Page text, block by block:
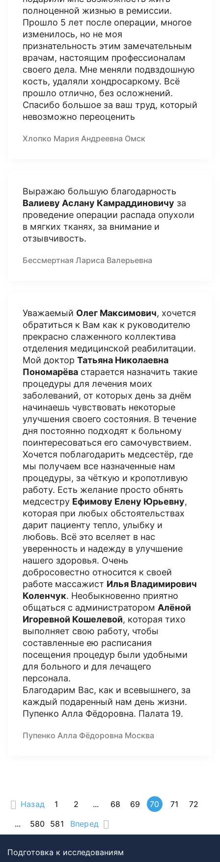
полноценной жизнью в ремиссии.
Прошло 5 лет после операции, многое
изменилось, но не моя
признательность этим замечательным
врачам, настоящим профессионалам
своего дела. Мне меняли подвздошную
кость, удаляли хондросаркому. Всё
прошло отлично, без осложнений.
Спасибо большое за ваш труд, который
невозможно переоценить
Хлопко Мария Андреевна Омск
Выражаю большую благодарность
Валиеву Аслану Камраддиновичу за
проведение операции распада опухоли
в мягких тканях, за внимание и
отзывчивость.
Бессмертная Лариса Валерьевна
Уважаемый Олег Максимович, хочется
обратиться к Вам как к руководителю
прекрасно слаженного коллектива
отделения медицинской реабилитации.
Мой доктор Татьяна Николаевна
Пономарёва старается назначить такие
процедуры для лечения моих
заболеваний, от которых день за днём
начинаешь чувствовать некоторые
улучшения своего состояния. В течение
дня постоянно подходят к больному
поинтересоваться его самочувствием.
Хочется поблагодарить медсестёр, где
мы получаем все назначенные нам
процедуры, за чёткую и кропотливую
работу. Есть желание просто обнять
медсестру Ефимову Елену Юрьевну,
которая при любых обстоятельствах
дарит пациенту тепло, улыбку и
любовь. Всё это вселяет в нас
уверенность и надежду в улучшение
нашего здоровья. Очень
добросовестно относится к своей
работе массажист Илья Владимирович
Коленчук. Необыкновенно приятно
общаться с администратором Алёной
Игоревной Кошелевой, которая тихо
выполняет свою работу, чтобы
составленные ею расписания
посещения процедур были удобными
для больного и для лечащего
персонала.
Благодарим Вас, как и всевышнего, за
каждый подаренный нам день жизни.
Пупенко Алла Фёдоровна. Палата 19.
Пупенко Алла Фёдоровна Москва
Назад 1 2 ... 68 69 70 71
72
...
580 581 Вперед
Подготовка к исследованиям